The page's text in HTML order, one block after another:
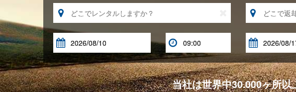

 


当社は世界中30.000ヶ所